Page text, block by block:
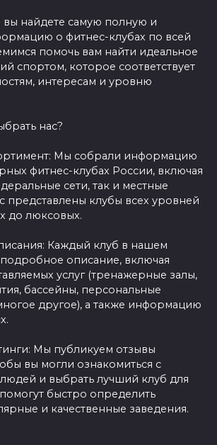
вы найдете самую полную и
о фитнес-клубах по всей
помочь вам найти идеальное
спортом, которое соответствует
интересам и уровню
нас?
Мы собрали информацию
фитнес-клубах России, включая
сети, так и местные
представлены клубы всех уровней
до люксовых.
Каждый клуб в нашем
подробное описание, включая
услуг (тренажерные залы,
бассейны, персональные
другое), а также информацию
Мы публикуем отзывы
вы могли ознакомиться с
и выбрать лучший клуб для
быстро определить
и качественные заведения.